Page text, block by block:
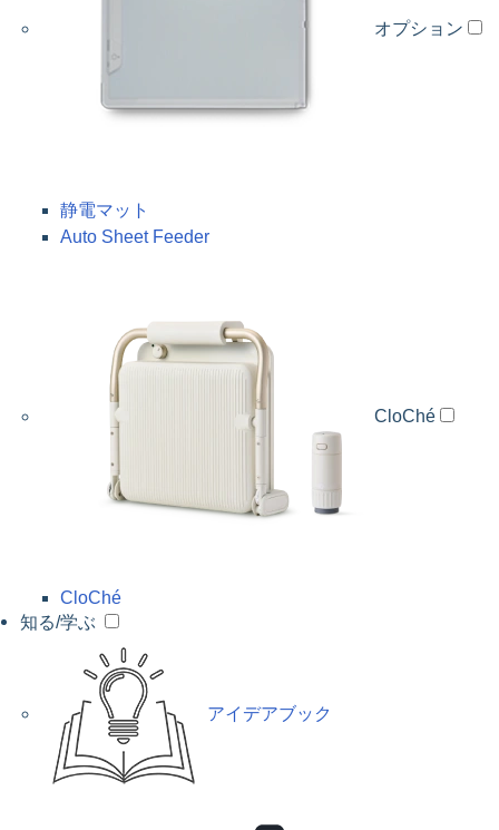
オプション
静電マット
Auto Sheet Feeder
CloChé
CloChé
知る/学ぶ
アイデアブック